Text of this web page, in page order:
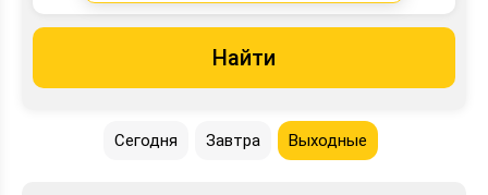
Найти
Сегодня Завтра Выходные